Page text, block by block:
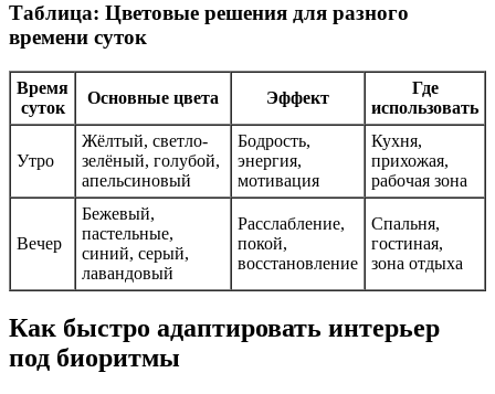
Таблица: Цветовые решения для разного
времени суток
Время
суток
Основные цвета Эффект
Где
использовать
Утро
Жёлтый, светло-
зелёный, голубой,
апельсиновый
Бодрость,
энергия,
мотивация
Кухня,
прихожая,
рабочая зона
Вечер
Бежевый,
пастельные,
синий, серый,
лавандовый
Расслабление,
покой,
восстановление
Спальня,
гостиная,
зона отдыха
Как быстро адаптировать интерьер
под биоритмы